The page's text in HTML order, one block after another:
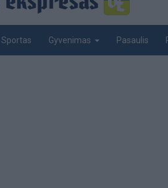
Sportas Gyvenimas Pasaulis